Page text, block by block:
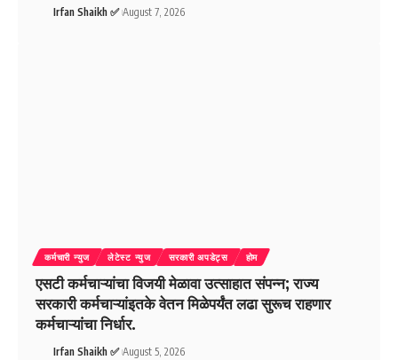
Irfan Shaikh ✅ August 7, 2026
कर्मचारी न्युज लेटेस्ट न्युज सरकारी अपडेट्स होम
एसटी कर्मचाऱ्यांचा विजयी मेळावा उत्साहात संपन्न; राज्य
सरकारी कर्मचाऱ्यांइतके वेतन मिळेपर्यंत लढा सुरूच राहणार
कर्मचाऱ्यांचा निर्धार.
Irfan Shaikh ✅ August 5, 2026